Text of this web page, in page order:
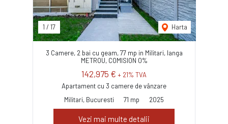
1 / 17 Harta
3 Camere, 2 bai cu geam, 77 mp in Militari, langa
METROU, COMISION 0%
142,975 € + 21% TVA
Apartament cu 3 camere de vânzare
Militari, Bucuresti
71 mp 2025
Vezi mai multe detalii